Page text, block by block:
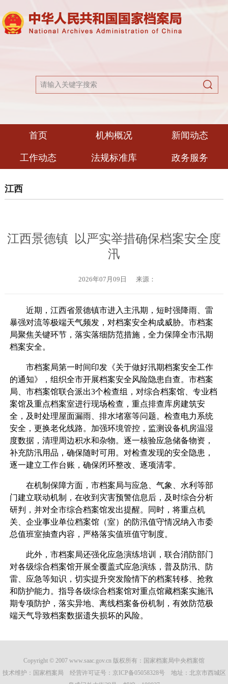
首页 机构概况 新闻动态
工作动态 法规标准库 政务服务
江西
江西景德镇 以严实举措确保档案安全度
汛
2026年07月09日 来源：
近期，江西省景德镇市进入主汛期，短时强降雨、雷
暴强对流等极端天气频发，对档案安全构成威胁。市档案
局聚焦关键环节，落实落细防范措施，全力保障全市汛期
档案安全。
市档案局第一时间印发《关于做好汛期档案安全工作
的通知》，组织全市开展档案安全风险隐患自查。市档案
局、市档案馆联合派出3个检查组，对综合档案馆、专业档
案馆及重点档案室进行现场检查，重点排查库房建筑安
全，及时处理屋面漏雨、排水堵塞等问题。检查电力系统
安全，更换老化线路。加强环境管控，监测设备机房温湿
度数据，清理周边积水和杂物。逐一核验应急储备物资，
补充防汛用品，确保随时可用。对检查发现的安全隐患，
逐一建立工作台账，确保闭环整改、逐项清零。
在机制保障方面，市档案局与应急、气象、水利等部
门建立联动机制，在收到灾害预警信息后，及时综合分析
研判，并对全市综合档案馆发出提醒。同时，将重点机
关、企业事业单位档案馆（室）的防汛值守情况纳入市委
总值班室抽查内容，严格落实值班值守制度。
此外，市档案局还强化应急演练培训，联合消防部门
对各级综合档案馆开展全覆盖式应急演练，普及防汛、防
雷、应急等知识，切实提升突发险情下的档案转移、抢救
和防护能力。指导各级综合档案馆对重点馆藏档案实施汛
期专项防护，落实异地、离线档案备份机制，有效防范极
端天气导致档案数据遗失损坏的风险。
Copyright © 2007 www.saac.gov.cn 版权所有：国家档案局中央档案馆
技术维护：国家档案局 经营许可证号： 京ICP备05058328号地址：北京市西城区